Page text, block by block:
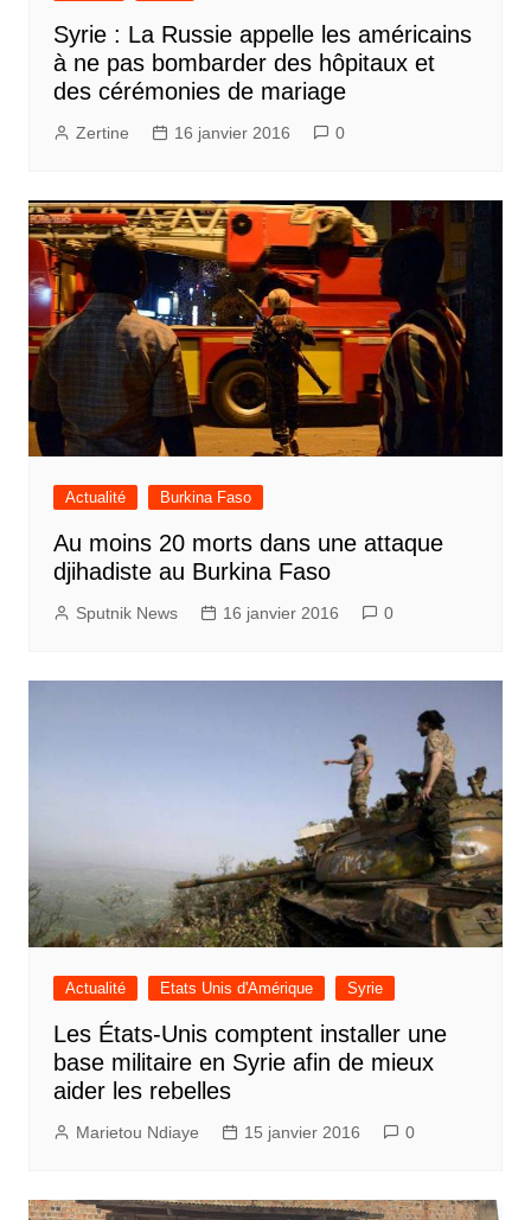
Syrie : La Russie appelle les américains
à ne pas bombarder des hôpitaux et
des cérémonies de mariage
Zertine 16 janvier 2016 0
Actualité Burkina Faso
Au moins 20 morts dans une attaque
djihadiste au Burkina Faso
Sputnik News 16 janvier 2016 0
Actualité Etats Unis d'Amérique Syrie
Les États-Unis comptent installer une
base militaire en Syrie afin de mieux
aider les rebelles
Marietou Ndiaye 15 janvier 2016 0